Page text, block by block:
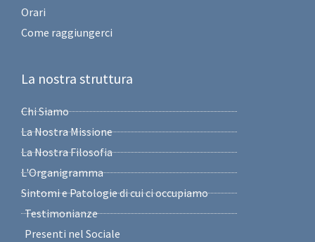
Orari
Come raggiungerci
La nostra struttura
Chi Siamo
La Nostra Missione
La Nostra Filosofia
L'Organigramma
Sintomi e Patologie di cui ci occupiamo
Testimonianze
Presenti nel Sociale